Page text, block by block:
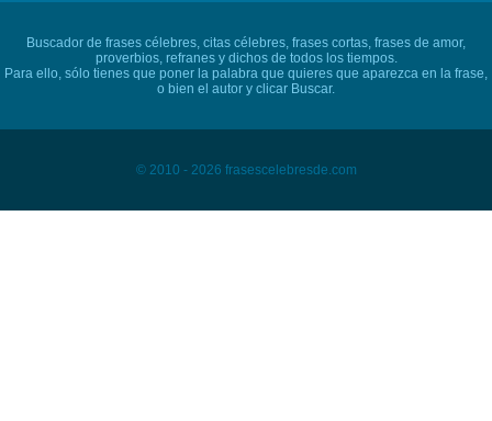
Buscador de frases célebres, citas célebres, frases cortas, frases de amor,
proverbios, refranes y dichos de todos los tiempos.
Para ello, sólo tienes que poner la palabra que quieres que aparezca en la frase,
o bien el autor y clicar Buscar.
© 2010 - 2026 frasescelebresde.com